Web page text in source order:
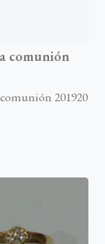
comunión
201920